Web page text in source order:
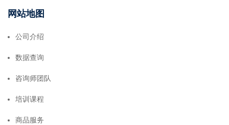
网站地图
公司介绍
数据查询
咨询师团队
培训课程
商品服务